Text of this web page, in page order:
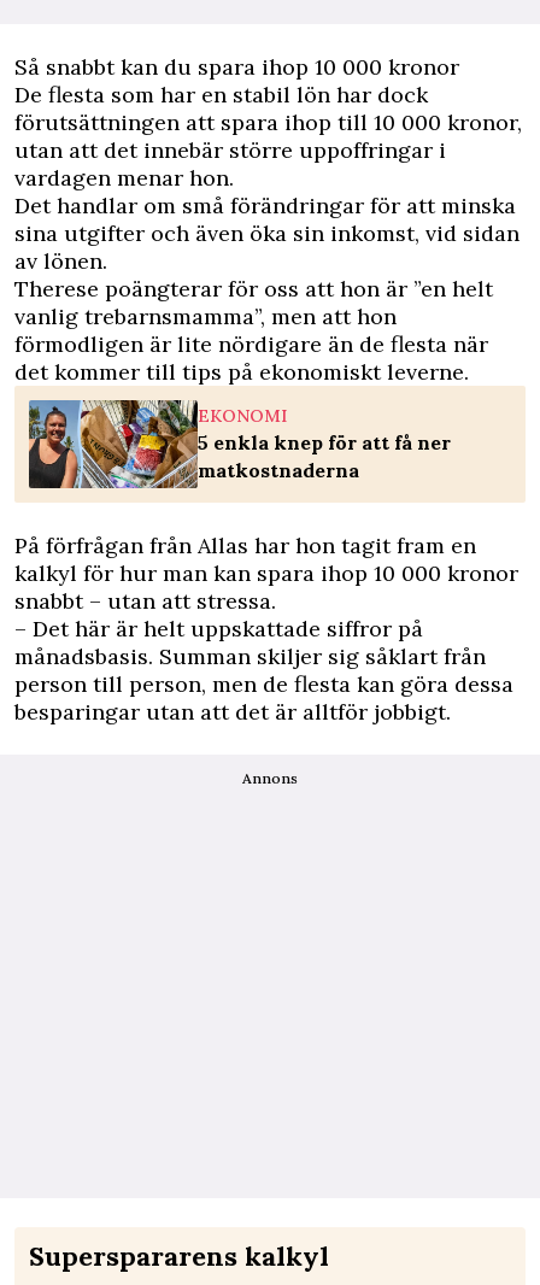
Så snabbt kan du spara ihop 10 000 kronor
De flesta som har en stabil lön har dock
förutsättningen att spara ihop till 10 000 kronor,
utan att det innebär större uppoffringar i
vardagen menar hon.
Det handlar om små förändringar för att minska
sina utgifter och även öka sin inkomst, vid sidan
av lönen.
Therese poängterar för oss att hon är ”en helt
vanlig trebarnsmamma”, men att hon
förmodligen är lite nördigare än de flesta när
det kommer till tips på ekonomiskt leverne.
EKONOMI
5 enkla knep för att få ner
matkostnaderna
På förfrågan från Allas har hon tagit fram en
kalkyl för hur man kan spara ihop 10 000 kronor
snabbt – utan att stressa.
– Det här är helt uppskattade siffror på
månadsbasis. Summan skiljer sig såklart från
person till person, men de flesta kan göra dessa
besparingar utan att det är alltför jobbigt.
Annons
Superspararens kalkyl